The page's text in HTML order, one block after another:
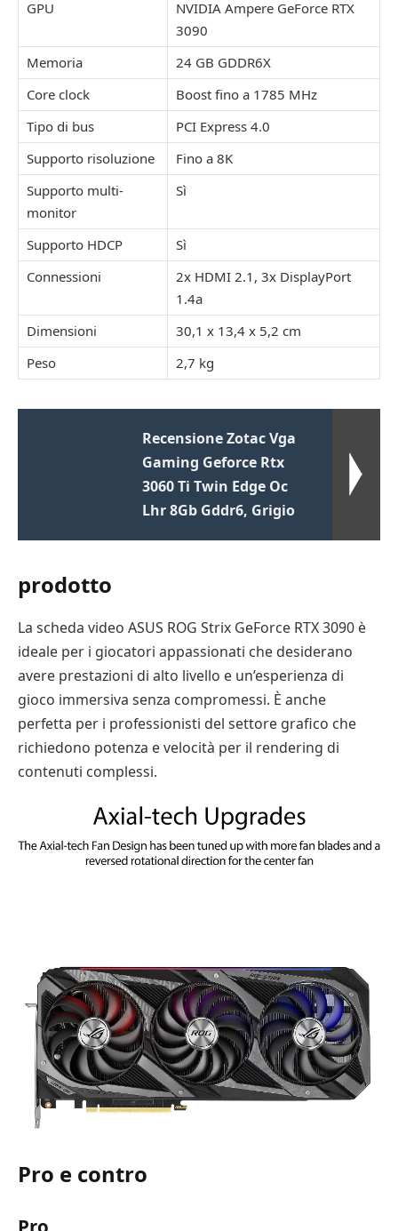
GPU
NVIDIA Ampere GeForce RTX
3090
Memoria
24 GB GDDR6X
Core clock
Boost fino a 1785 MHz
Tipo di bus
PCI Express 4.0
Supporto risoluzione
Fino a 8K
Supporto multi-
monitor
Sì
Supporto HDCP
Sì
Connessioni
2x HDMI 2.1, 3x DisplayPort
1.4a
Dimensioni
30,1 x 13,4 x 5,2 cm
Peso
2,7 kg
Recensione Zotac Vga
Gaming Geforce Rtx
3060 Ti Twin Edge Oc
Lhr 8Gb Gddr6, Grigio
prodotto
La scheda video ASUS ROG Strix GeForce RTX 3090 è
ideale per i giocatori appassionati che desiderano
avere prestazioni di alto livello e un’esperienza di
gioco immersiva senza compromessi. È anche
perfetta per i professionisti del settore grafico che
richiedono potenza e velocità per il rendering di
contenuti complessi.
Pro e contro